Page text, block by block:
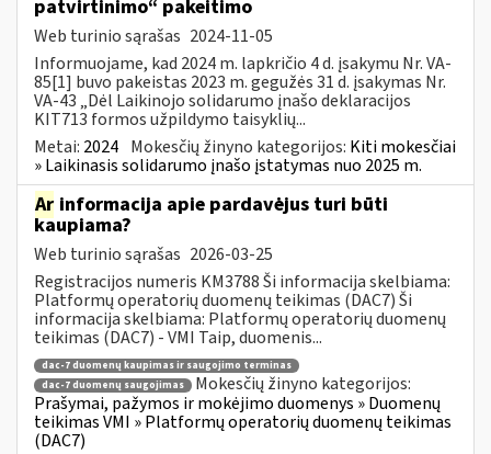
patvirtinimo“ pakeitimo
Web turinio sąrašas 2024-11-05
Informuojame, kad 2024 m. lapkričio 4 d. įsakymu Nr. VA-
85[1] buvo pakeistas 2023 m. gegužės 31 d. įsakymas Nr.
VA-43 „Dėl Laikinojo solidarumo įnašo deklaracijos
KIT713 formos užpildymo taisyklių...
Metai: 2024 Mokesčių žinyno kategorijos: Kiti mokesčiai
» Laikinasis solidarumo įnašo įstatymas nuo 2025 m.
Ar informacija apie pardavėjus turi būti
kaupiama?
Web turinio sąrašas 2026-03-25
Registracijos numeris KM3788 Ši informacija skelbiama:
Platformų operatorių duomenų teikimas (DAC7) Ši
informacija skelbiama: Platformų operatorių duomenų
teikimas (DAC7) - VMI Taip, duomenis...
dac-7 duomenų kaupimas ir saugojimo terminas
dac-7 duomenų saugojimas
Mokesčių žinyno kategorijos:
Prašymai, pažymos ir mokėjimo duomenys » Duomenų
teikimas VMI » Platformų operatorių duomenų teikimas
(DAC7)